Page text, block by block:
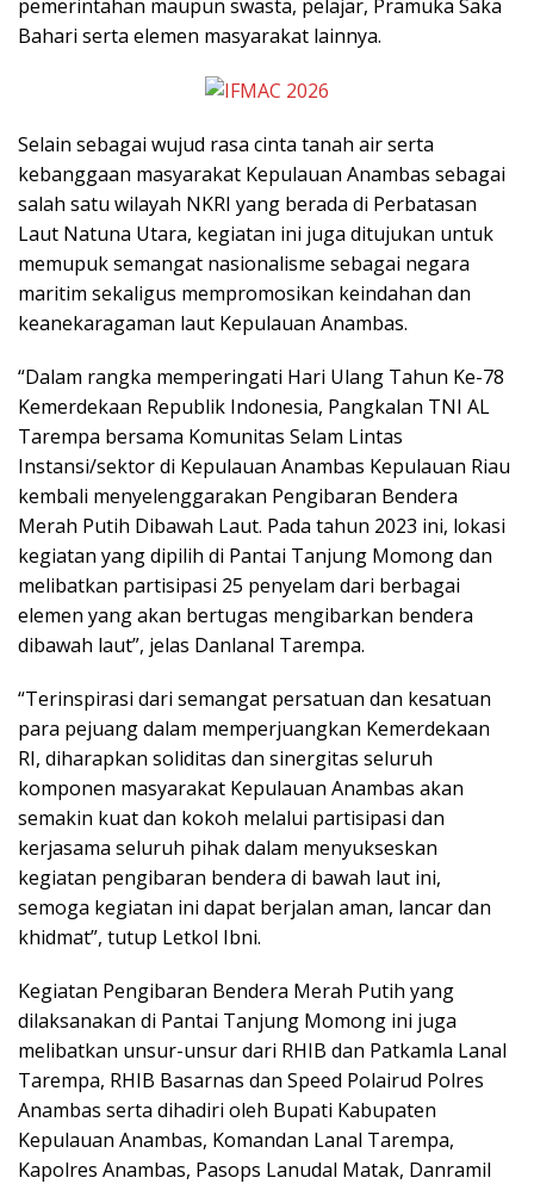
pemerintahan maupun swasta, pelajar, Pramuka Saka
Bahari serta elemen masyarakat lainnya.
Selain sebagai wujud rasa cinta tanah air serta
kebanggaan masyarakat Kepulauan Anambas sebagai
salah satu wilayah NKRI yang berada di Perbatasan
Laut Natuna Utara, kegiatan ini juga ditujukan untuk
memupuk semangat nasionalisme sebagai negara
maritim sekaligus mempromosikan keindahan dan
keanekaragaman laut Kepulauan Anambas.
“Dalam rangka memperingati Hari Ulang Tahun Ke-78
Kemerdekaan Republik Indonesia, Pangkalan TNI AL
Tarempa bersama Komunitas Selam Lintas
Instansi/sektor di Kepulauan Anambas Kepulauan Riau
kembali menyelenggarakan Pengibaran Bendera
Merah Putih Dibawah Laut. Pada tahun 2023 ini, lokasi
kegiatan yang dipilih di Pantai Tanjung Momong dan
melibatkan partisipasi 25 penyelam dari berbagai
elemen yang akan bertugas mengibarkan bendera
dibawah laut”, jelas Danlanal Tarempa.
“Terinspirasi dari semangat persatuan dan kesatuan
para pejuang dalam memperjuangkan Kemerdekaan
RI, diharapkan soliditas dan sinergitas seluruh
komponen masyarakat Kepulauan Anambas akan
semakin kuat dan kokoh melalui partisipasi dan
kerjasama seluruh pihak dalam menyukseskan
kegiatan pengibaran bendera di bawah laut ini,
semoga kegiatan ini dapat berjalan aman, lancar dan
khidmat”, tutup Letkol Ibni.
Kegiatan Pengibaran Bendera Merah Putih yang
dilaksanakan di Pantai Tanjung Momong ini juga
melibatkan unsur-unsur dari RHIB dan Patkamla Lanal
Tarempa, RHIB Basarnas dan Speed Polairud Polres
Anambas serta dihadiri oleh Bupati Kabupaten
Kepulauan Anambas, Komandan Lanal Tarempa,
Kapolres Anambas, Pasops Lanudal Matak, Danramil